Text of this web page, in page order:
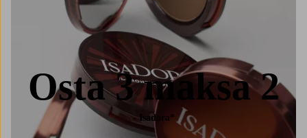
Osta 3 maksa 2
- Isadora*